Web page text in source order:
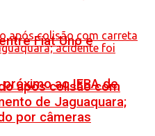
Fiat Uno e
ao IFBA de
após colisão com
de Jaguaquara;
por câmeras